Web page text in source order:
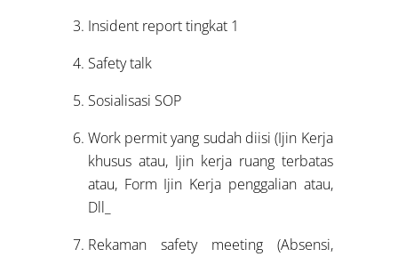
Insident report tingkat 1
Safety talk
Sosialisasi SOP
Work permit yang sudah diisi (Ijin Kerja
khusus atau, Ijin kerja ruang terbatas
atau, Form Ijin Kerja penggalian atau,
Dll_
Rekaman safety meeting (Absensi,